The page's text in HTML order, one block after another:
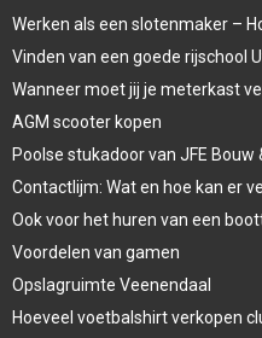
Werken als een slotenmaker –
Vinden van een goede rijschool
Wanneer moet jij je meterkast
AGM scooter kopen
Poolse stukadoor van JFE Bouw
Contactlijm: Wat en hoe kan er
Ook voor het huren van een
Voordelen van gamen
Opslagruimte Veenendaal
Hoeveel voetbalshirt verkopen